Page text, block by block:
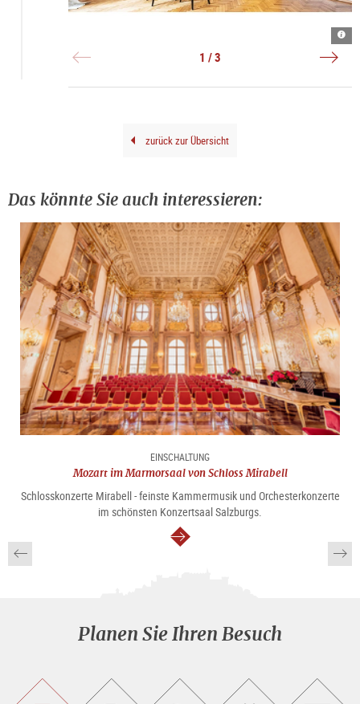
©
1 / 3
zurück zur Übersicht
Das könnte Sie auch interessieren:
EINSCHALTUNG
Mozart im Marmorsaal von Schloss Mirabell
Schlosskonzerte Mirabell - feinste Kammermusik und Orchesterkonzerte
im schönsten Konzertsaal Salzburgs.
weiter
Planen Sie Ihren Besuch